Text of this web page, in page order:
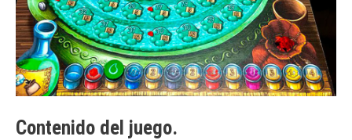
Contenido del juego.